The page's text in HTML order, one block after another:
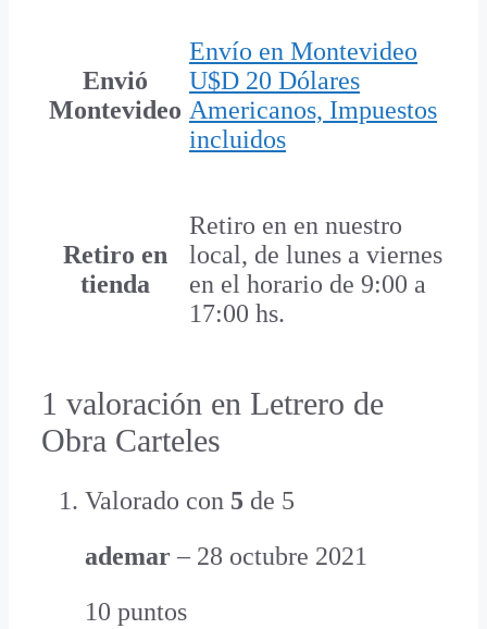
Envió
Montevideo
Envío en Montevideo
U$D 20 Dólares
Americanos, Impuestos
incluidos
Retiro en
tienda
Retiro en en nuestro
local, de lunes a viernes
en el horario de 9:00 a
17:00 hs.
1 valoración en Letrero de
Obra Carteles
Valorado con 5 de 5
ademar– 28 octubre 2021
10 puntos